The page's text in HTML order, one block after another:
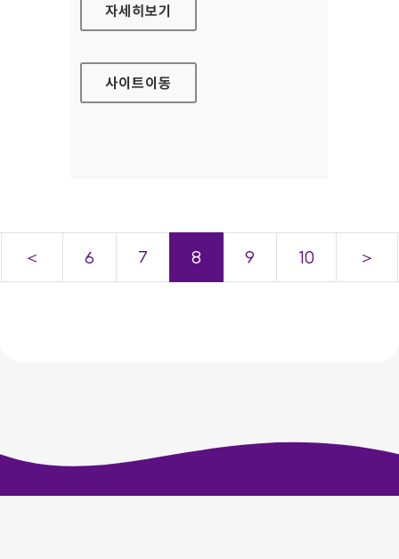
K-오션MOOC
자세히보기
사이트이동
＜ 6 7 8 9 10 ＞